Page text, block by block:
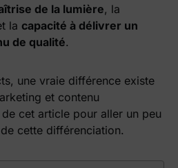
de la lumière, la
la capacité à délivrer un
de qualité.
une vraie différence existe
et contenu
cet article pour aller un peu
cette différenciation.